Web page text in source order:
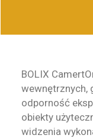
BOLIX
wewnętrznych,
odporność
obiekty
widzenia